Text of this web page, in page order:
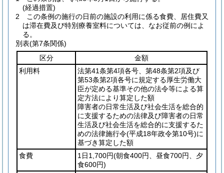
(経過措置)
2
この条例の施行の日前の施設の利用に係る食費、居住費又
は滞在費及び特別療養室料については、なお従前の例によ
る。
別表(第7条関係)
区分
金額
利用料
法第41条第4項各号、第48条第2項及び
第53条第2項各号に規定する厚生労働大
臣が定める基準その他の法令等による算
定方法により算定した額
障害者の日常生活及び社会生活を総合的
に支援するための法律及び障害者の日常
生活及び社会生活を総合的に支援するた
めの法律施行令(平成18年政令第10号)に
基づき算定した額
食費
1日1,700円(朝食400円、昼食700円、夕
食600円)